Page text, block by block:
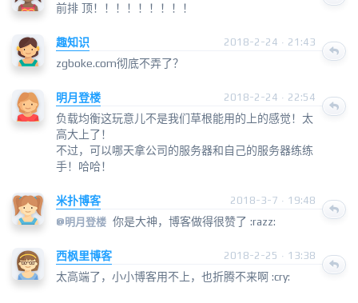
前排 顶！！！！！！！！！
趣知识 2018-2-24 · 21:43
zgboke.com彻底不弄了？
明月登楼 2018-2-24 · 22:54
负载均衡这玩意儿不是我们草根能用的上的感觉！太
高大上了！
不过，可以哪天拿公司的服务器和自己的服务器练练
手！哈哈！
米扑博客
2018-3-7 · 19:48
@ 明月登楼 你是大神，博客做得很赞了 :razz:
西枫里博客 2018-2-25 · 13:38
太高端了，小小博客用不上，也折腾不来啊 :cry: